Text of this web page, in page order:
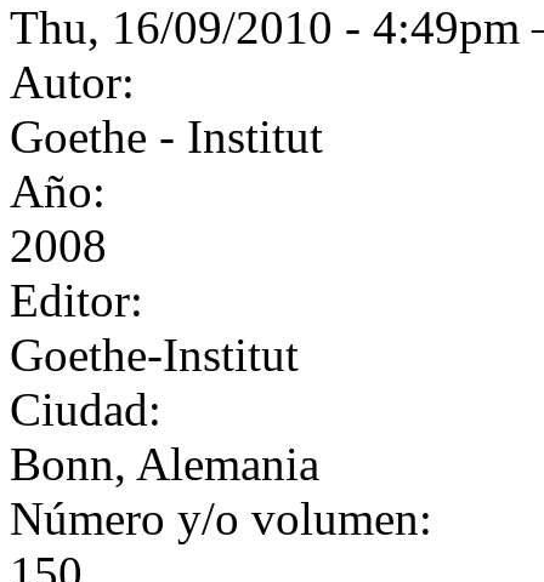
Thu, 16/09/2010 -
Autor:
Goethe - Institut
Año:
2008
Editor:
Goethe-Institut
Ciudad:
Bonn, Alemania
Número y/o volumen: